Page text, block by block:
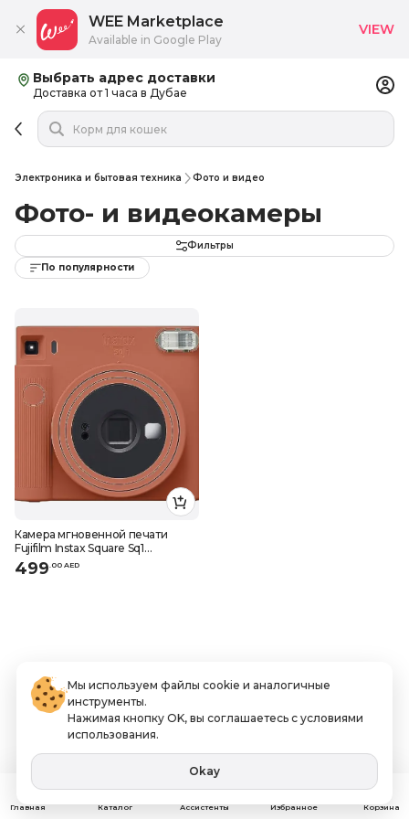
Выбрать адрес доставки
Доставка от 1 часа в Дубае
Электроника и бытовая техника Фото и видео
Фото- и видеокамеры
Фильтры
По популярности
Камера мгновенной печати
Fujifilm Instax Square Sq1
терракотовый оранжевый
499.00 AED
WEE Marketplace
Available in Google Play
VIEW
Главная Каталог Ассистенты Избранное Корзина
Мы используем файлы cookie и аналогичные
инструменты.
Нажимая кнопку OK, вы соглашаетесь с условиями
использования.
Okay